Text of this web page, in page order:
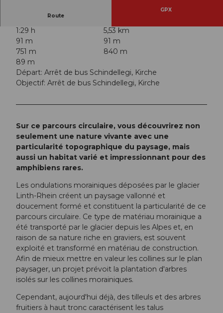
Route
GPX
1:29 h
5,53 km
91 m
91 m
751 m
840 m
89 m
Départ: Arrêt de bus Schindellegi, Kirche
Objectif: Arrêt de bus Schindellegi, Kirche
Sur ce parcours circulaire, vous découvrirez non
seulement une nature vivante avec une
particularité topographique du paysage, mais
aussi un habitat varié et impressionnant pour des
amphibiens rares.
Les ondulations morainiques déposées par le glacier
Linth-Rhein créent un paysage vallonné et
doucement formé et constituent la particularité de ce
parcours circulaire. Ce type de matériau morainique a
été transporté par le glacier depuis les Alpes et, en
raison de sa nature riche en graviers, est souvent
exploité et transformé en matériau de construction.
Afin de mieux mettre en valeur les collines sur le plan
paysager, un projet prévoit la plantation d'arbres
isolés sur les collines morainiques.
Cependant, aujourd'hui déjà, des tilleuls et des arbres
fruitiers à haut tronc caractérisent les talus